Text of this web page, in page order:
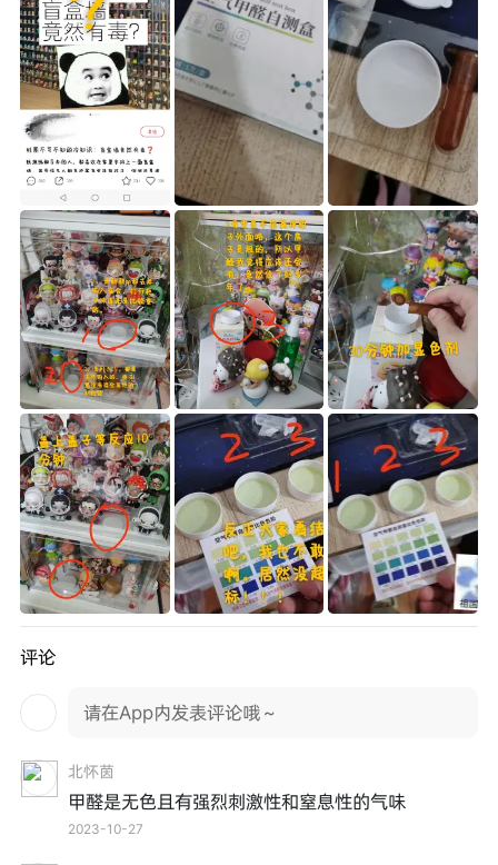
评论
请在App内发表评论哦～
北怀茵
甲醛是无色且有强烈刺激性和窒息性的气味
2023-10-27